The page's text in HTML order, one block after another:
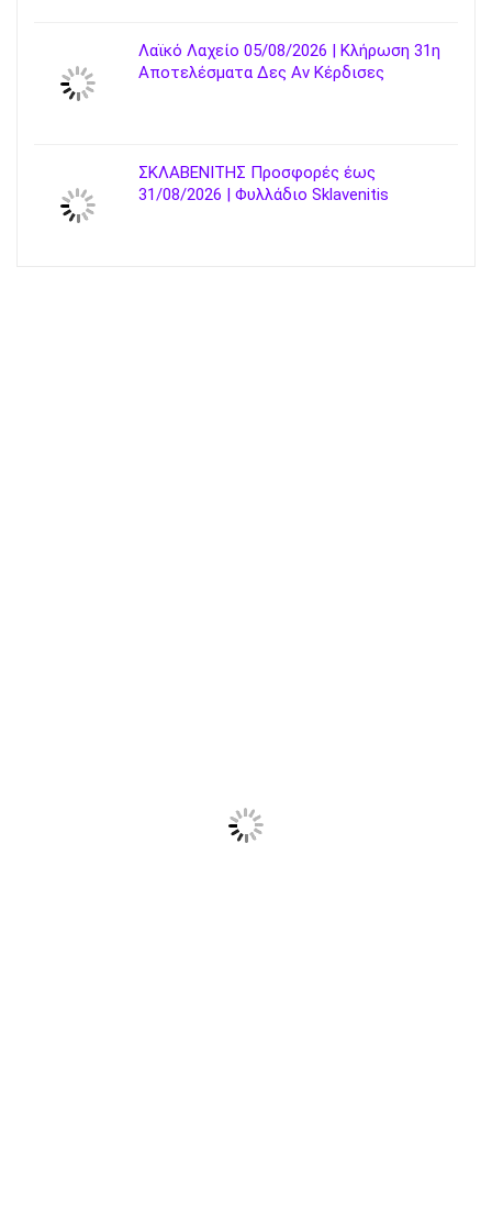
Λαϊκό Λαχείο 05/08/2026 | Κλήρωση 31η
Αποτελέσματα Δες Αν Κέρδισες
ΣΚΛΑΒΕΝΙΤΗΣ Προσφορές έως
31/08/2026 | Φυλλάδιο Sklavenitis